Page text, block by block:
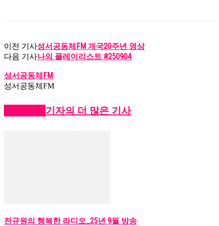
이전 기사성서공동체FM 개국20주년 영상
다음 기사나의 플레이리스트 #250904
성서공동체FM
성서공동체FM
기자의 더 많은 기사
전규원의 행복한 라디오_25년 9월 방송